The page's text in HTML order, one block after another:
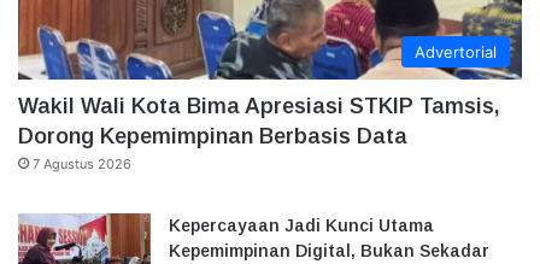
Advertorial
Wakil Wali Kota Bima Apresiasi STKIP Tamsis,
Dorong Kepemimpinan Berbasis Data
7 Agustus 2026
Kepercayaan Jadi Kunci Utama
Kepemimpinan Digital, Bukan Sekadar